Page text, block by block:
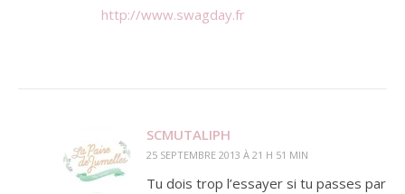
http://www.swagday.fr
SCMUTALIPH
25 SEPTEMBRE 2013 À 21 H 51 MIN
Tu dois trop l’essayer si tu passes par